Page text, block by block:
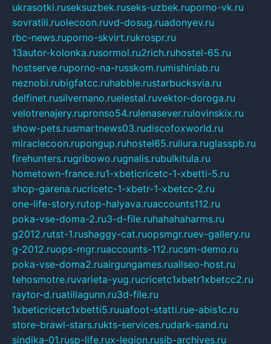
ukrasotki.ruseksuzbek.ruseks-uzbek.ruporno-vk.ru
sovratili.ruolecoon.ruvd-dosug.ruadonyev.ru
rbc-news.ruporno-skvirt.rukrospr.ru
13autor-kolonka.rusormol.ru2rich.ruhostel-65.ru
hostserve.ruporno-na-russkom.rumishinlab.ru
neznobi.rubigfatcc.ruhabble.rustarbucksvia.ru
delfinet.rusilvernano.ruelestal.ruvektor-doroga.ru
velotrenajery.rupronso54.rulenasever.rulovinskix.ru
show-pets.rusmartnews03.rudiscofoxworld.ru
miraclecoon.rupongup.ruhostel65.ruliura.ruglasspb.ru
firehunters.rugribowo.rugnalis.rubulkitula.ru
hometown-france.ru1-xbeticricetc-1-xbetti-5.ru
shop-garena.rucricetc-1-xbetr-1-xbetcc-2.ru
one-life-story.rutop-halyava.ruaccounts112.ru
poka-vse-doma-2.ru3-d-file.ruhahahaharms.ru
g2012.rutst-1.rushaggy-cat.ruopsmgr.ruev-gallery.ru
g-2012.ruops-mgr.ruaccounts-112.rucsm-demo.ru
poka-vse-doma2.ruairgungames.ruallseo-host.ru
tehosmotre.ruvarieta-yug.rucricetc1xbetr1xbetcc2.ru
raytor-d.ruatillagunn.ru3d-file.ru
1xbeticricetc1xbetti5.ruuafoot-statti.rue-abis1c.ru
store-brawl-stars.rukts-services.rudark-sand.ru
sindika-01.rusp-life.rux-legion.rusib-archives.ru